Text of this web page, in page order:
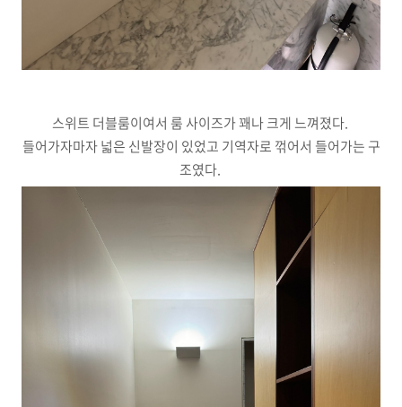
스위트 더블룸이여서 룸 사이즈가 꽤나 크게 느껴졌다.
들어가자마자 넓은 신발장이 있었고 기역자로 꺾어서 들어가는 구
조였다.